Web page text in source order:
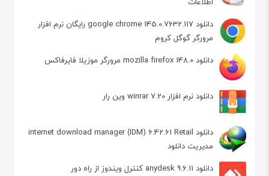
دانلود google chrome 145.0.7632.117 رایگان نرم افزار
مرورگر گوگل کروم
دانلود mozilla firefox 148.0 مرورگر موزیلا فایرفاکس
دانلود نرم افزار winrar 7.20 وین رار
دانلود internet download manager (IDM) 6.42.61 Retail
مدیریت دانلود
دانلود anydesk 9.6.11 کنترل ویندوز از راه دور